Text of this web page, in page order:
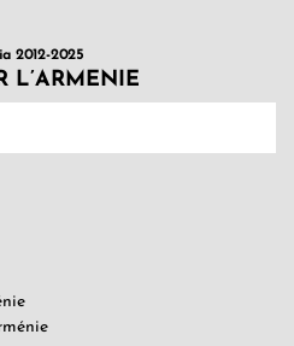
2012-2025
L’ARMENIE